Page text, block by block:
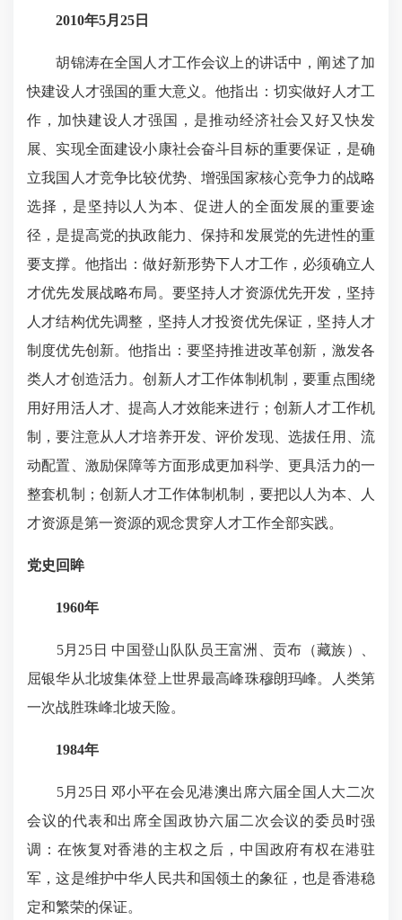
2010年5月25日
胡锦涛在全国人才工作会议上的讲话中，阐述了加
快建设人才强国的重大意义。他指出：切实做好人才工
作，加快建设人才强国，是推动经济社会又好又快发
展、实现全面建设小康社会奋斗目标的重要保证，是确
立我国人才竞争比较优势、增强国家核心竞争力的战略
选择，是坚持以人为本、促进人的全面发展的重要途
径，是提高党的执政能力、保持和发展党的先进性的重
要支撑。他指出：做好新形势下人才工作，必须确立人
才优先发展战略布局。要坚持人才资源优先开发，坚持
人才结构优先调整，坚持人才投资优先保证，坚持人才
制度优先创新。他指出：要坚持推进改革创新，激发各
类人才创造活力。创新人才工作体制机制，要重点围绕
用好用活人才、提高人才效能来进行；创新人才工作机
制，要注意从人才培养开发、评价发现、选拔任用、流
动配置、激励保障等方面形成更加科学、更具活力的一
整套机制；创新人才工作体制机制，要把以人为本、人
才资源是第一资源的观念贯穿人才工作全部实践。
党史回眸
1960年
5月25日 中国登山队队员王富洲、贡布（藏族）、
屈银华从北坡集体登上世界最高峰珠穆朗玛峰。人类第
一次战胜珠峰北坡天险。
1984年
5月25日 邓小平在会见港澳出席六届全国人大二次
会议的代表和出席全国政协六届二次会议的委员时强
调：在恢复对香港的主权之后，中国政府有权在港驻
军，这是维护中华人民共和国领土的象征，也是香港稳
定和繁荣的保证。